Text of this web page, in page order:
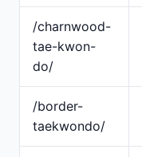
/charnwood-
tae-kwon-
do/
/border-
taekwondo/